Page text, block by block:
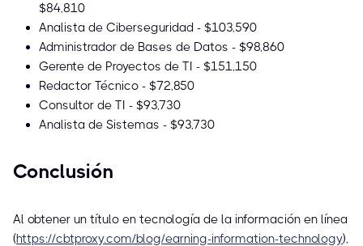
$84,810
Analista de Ciberseguridad - $103,590
Administrador de Bases de Datos - $98,860
Gerente de Proyectos de TI - $151,150
Redactor Técnico - $72,850
Consultor de TI - $93,730
Analista de Sistemas - $93,730
Conclusión
Al obtener un título en tecnología de la información en línea
(https://cbtproxy.com/blog/earning-information-technology),